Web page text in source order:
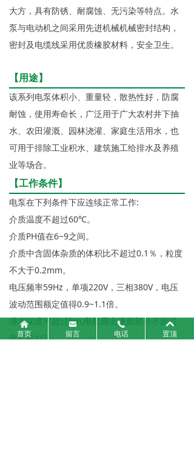
大方，具有防锈、耐腐蚀、无污染等特点。水
泵与电动机之间采用先进机械机械密封结构，
密封及电缆线采用优质橡胶材料，安全卫生。
【用途】
该系列电泵体积小、重量轻，散热性好，防腐
耐蚀，使用寿命长，广泛用于广大农村井下抽
水、农田灌溉、园林浇灌、家庭生活用水，也
可用于排除工业积水、建筑施工给排水及养殖
业等场合。
【工作条件】
电泵在下列条件下应连续正常工作:
介质温度不超过60℃。
介质PH值在6~9之间。
介质中含固体杂质的体积比不超过0.1％，粒度
不大于0.2mm。
电压频率59Hz，单项220V，三相380V，电压
波动范围额定值得0.9~1.1倍。
潜水深度不超过5m,电机露出液面部分不超过
电机的1/2.
낀
首页
낂
留言
끅
电话
낓
置顶